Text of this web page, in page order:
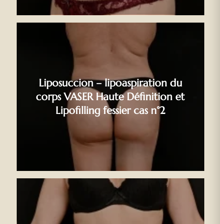
Liposuccion – lipoaspiration du
corps VASER Haute Définition et
Lipofilling fessier cas n°2